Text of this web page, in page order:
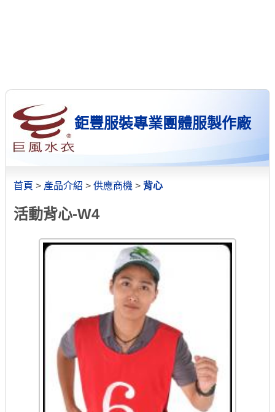
鉅豐服裝專業團體服製作廠
首頁 > 產品介紹 > 供應商機 > 背心
活動背心-W4